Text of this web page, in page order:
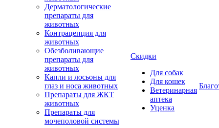
Дерматологические
препараты для
животных
Контрацепция для
животных
Обезболивающие
препараты для
животных
Капли и лосьоны для
глаз и носа животных
Препараты для ЖКТ
животных
Препараты для
мочеполовой системы
Скидки
Для собак
Для кошек
Ветеринарная
аптека
Уценка